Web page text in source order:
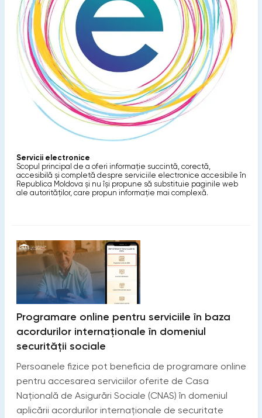
Servicii electronice
Scopul principal de a oferi informaţie succintă, corectă,
accesibilă şi completă despre serviciile electronice accesibile în
Republica Moldova și nu își propune să substituie paginile web
ale autorităţilor, care propun informaţie mai complexă.
Programare online pentru serviciile în baza
acordurilor internaționale în domeniul
securității sociale
Persoanele fizice pot beneficia de programare online
pentru accesarea serviciilor oferite de Casa
Națională de Asigurări Sociale (CNAS) în domeniul
aplicării acordurilor internaționale de securitate